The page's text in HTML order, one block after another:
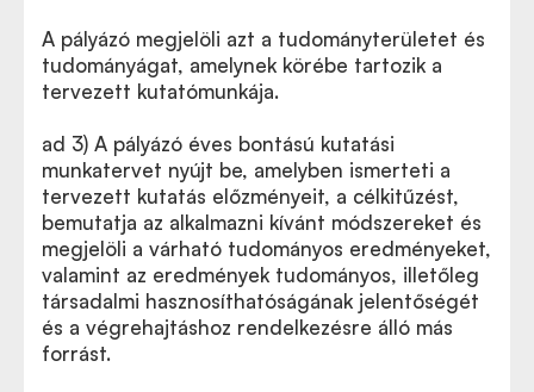
A pályázó megjelöli azt a tudományterületet és
tudományágat, amelynek körébe tartozik a
tervezett kutatómunkája.
ad 3) A pályázó éves bontású kutatási
munkatervet nyújt be, amelyben ismerteti a
tervezett kutatás előzményeit, a célkitűzést,
bemutatja az alkalmazni kívánt módszereket és
megjelöli a várható tudományos eredményeket,
valamint az eredmények tudományos, illetőleg
társadalmi hasznosíthatóságának jelentőségét
és a végrehajtáshoz rendelkezésre álló más
forrást.